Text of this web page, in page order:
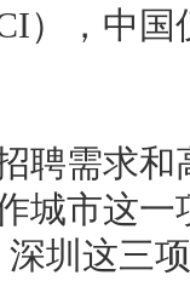
），中
需求和
城市这
圳这三